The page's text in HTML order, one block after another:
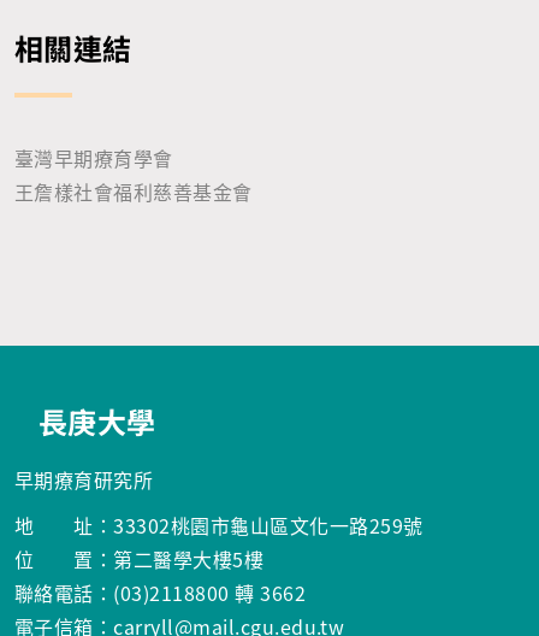
相關連結
臺灣早期療育學會
王詹樣社會福利慈善基金會
長庚大學
早期療育研究所
地 址：33302桃園市龜山區文化一路259號
位 置：第二醫學大樓5樓
聯絡電話：(03)2118800 轉 3662
電子信箱：carryll@mail.cgu.edu.tw